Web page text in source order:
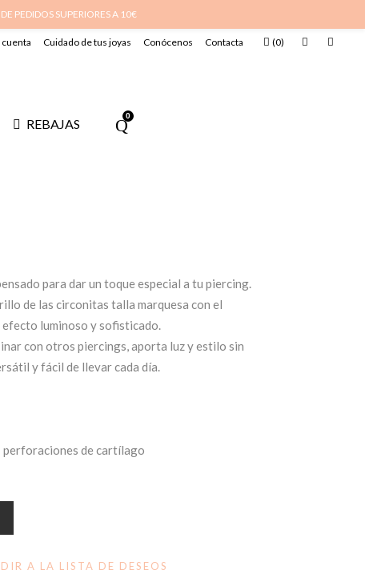
Cuidado de tus joyas Conócenos Contacta (0)
REBAJAS
0
para dar un toque especial a tu piercing.
de las circonitas talla marquesa con el
efecto luminoso y sofisticado.
con otros piercings, aporta luz y estilo sin
y fácil de llevar cada día.
de cartílago
A LA LISTA DE DESEOS
PEDIDOS SUPERIORES A 10€